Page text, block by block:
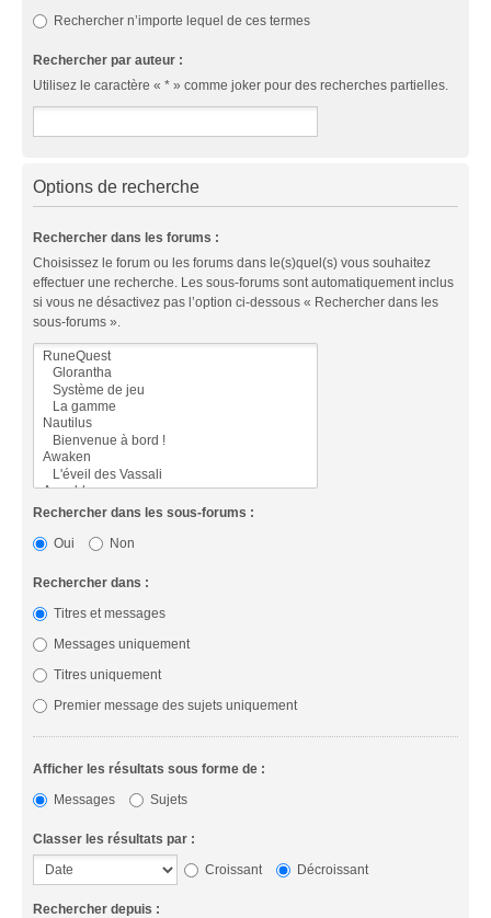
Rechercher n’importe lequel de ces termes
Rechercher par auteur :
Utilisez le caractère « * » comme joker pour des recherches partielles.
Options de recherche
Rechercher dans les forums :
Choisissez le forum ou les forums dans le(s)quel(s) vous souhaitez
effectuer une recherche. Les sous-forums sont automatiquement inclus
si vous ne désactivez pas l’option ci-dessous « Rechercher dans les
sous-forums ».
Rechercher dans les sous-forums :
Oui
Non
Rechercher dans :
Titres et messages
Messages uniquement
Titres uniquement
Premier message des sujets uniquement
Afficher les résultats sous forme de :
Messages
Sujets
Classer les résultats par :
Croissant
Décroissant
Rechercher depuis :